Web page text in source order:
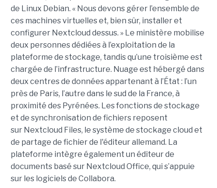
de Linux Debian. « Nous devons gérer l’ensemble de
ces machines virtuelles et, bien sûr, installer et
configurer Nextcloud dessus. » Le ministère mobilise
deux personnes dédiées à l’exploitation de la
plateforme de stockage, tandis qu’une troisième est
chargée de l’infrastructure. Nuage est hébergé dans
deux centres de données appartenant à l’État : l’un
près de Paris, l’autre dans le sud de la France, à
proximité des Pyrénées. Les fonctions de stockage
et de synchronisation de fichiers reposent
sur Nextcloud Files, le système de stockage cloud et
de partage de fichier de l'éditeur allemand. La
plateforme intègre également un éditeur de
documents basé sur Nextcloud Office, qui s’appuie
sur les logiciels de Collabora.